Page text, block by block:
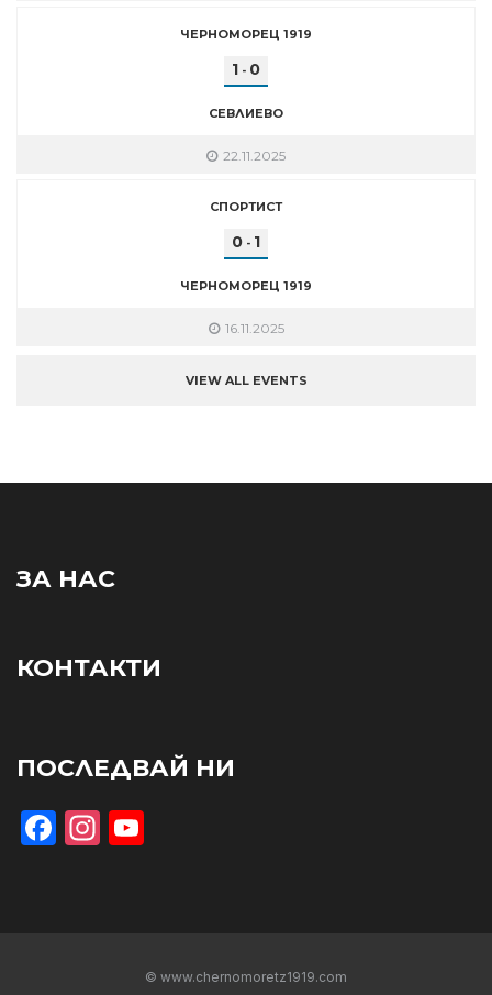
ЧЕРНОМОРЕЦ 1919
1 - 0
СЕВЛИЕВО
22.11.2025
СПОРТИСТ
0 - 1
ЧЕРНОМОРЕЦ 1919
16.11.2025
VIEW ALL EVENTS
ЗА НАС
КОНТАКТИ
ПОСЛЕДВАЙ НИ
Facebook
Instagram
© www.chernomoretz1919.com